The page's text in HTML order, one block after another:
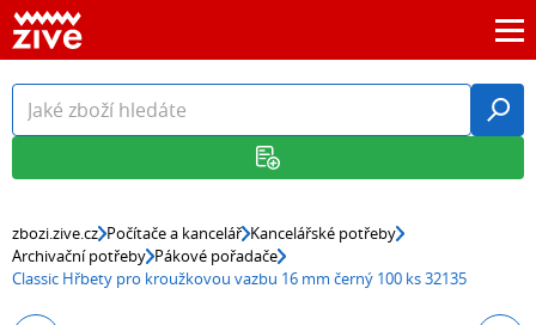
zbozi.zive.cz Počítače a kancelář Kancelářské potřeby
Archivační potřeby Pákové pořadače
Classic Hřbety pro kroužkovou vazbu 16 mm černý 100 ks 32135